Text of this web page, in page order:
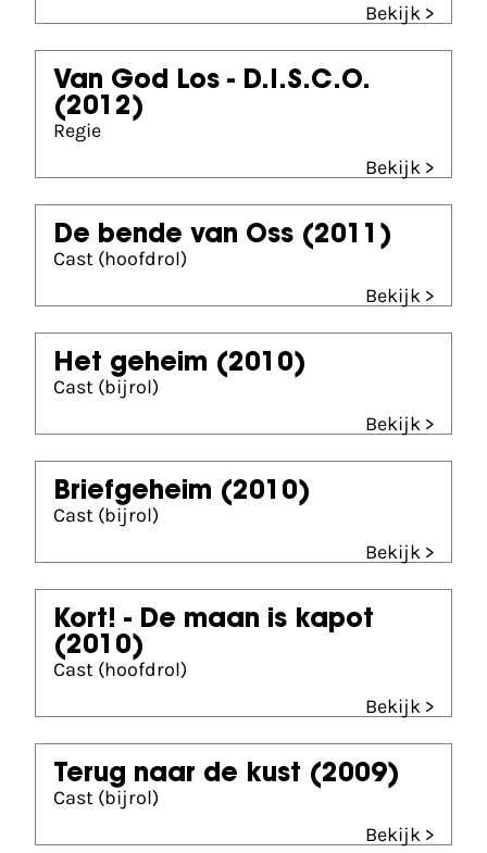
Bekijk >
Van God Los - D.I.S.C.O.
(2012)
Regie
Bekijk >
De bende van Oss (2011)
Cast (hoofdrol)
Bekijk >
Het geheim (2010)
Cast (bijrol)
Bekijk >
Briefgeheim (2010)
Cast (bijrol)
Bekijk >
Kort! - De maan is kapot
(2010)
Cast (hoofdrol)
Bekijk >
Terug naar de kust (2009)
Cast (bijrol)
Bekijk >